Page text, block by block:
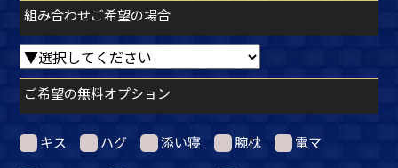
組み合わせご希望の場合
ご希望の無料オプション
キス ハグ 添い寝 腕枕
電マ